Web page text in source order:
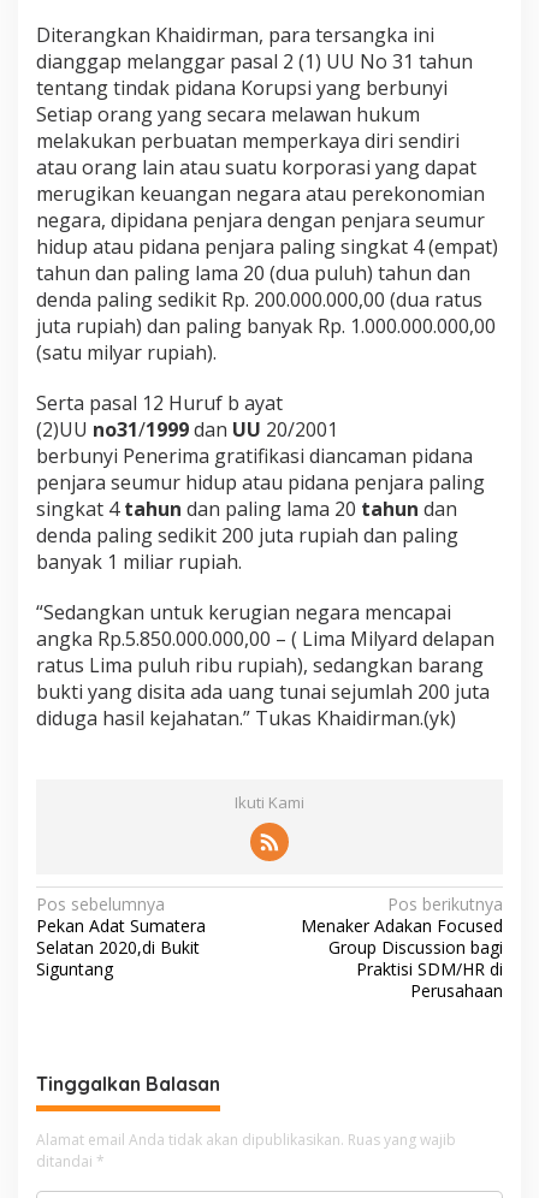
Diterangkan Khaidirman, para tersangka ini
dianggap melanggar pasal 2 (1) UU No 31 tahun
tentang tindak pidana Korupsi yang berbunyi
Setiap orang yang secara melawan hukum
melakukan perbuatan memperkaya diri sendiri
atau orang lain atau suatu korporasi yang dapat
merugikan keuangan negara atau perekonomian
negara, dipidana penjara dengan penjara seumur
hidup atau pidana penjara paling singkat 4 (empat)
tahun dan paling lama 20 (dua puluh) tahun dan
denda paling sedikit Rp. 200.000.000,00 (dua ratus
juta rupiah) dan paling banyak Rp. 1.000.000.000,00
(satu milyar rupiah).
Serta pasal 12 Huruf b ayat
(2)UU no31/1999dan UU 20/2001
berbunyi Penerima gratifikasi diancaman pidana
penjara seumur hidup atau pidana penjara paling
singkat 4tahun dan paling lama 20 tahun dan
denda paling sedikit 200 juta rupiah dan paling
banyak 1 miliar rupiah.
“Sedangkan untuk kerugian negara mencapai
angka Rp.5.850.000.000,00 – ( Lima Milyard delapan
ratus Lima puluh ribu rupiah), sedangkan barang
bukti yang disita ada uang tunai sejumlah 200 juta
diduga hasil kejahatan.” Tukas Khaidirman.(yk)
Ikuti Kami
N
a
v
a
s
i
p
Pos sebelumnya
Pekan Adat Sumatera
Selatan 2020,di Bukit
Siguntang
Pos berikutnya
Menaker Adakan Focused
Group Discussion bagi
Praktisi SDM/HR di
Perusahaan
Tinggalkan Balasan
Alamat email Anda tidak akan dipublikasikan. Ruas yang wajib
ditandai *